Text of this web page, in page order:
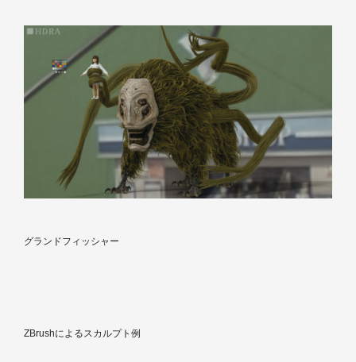
グランドフィッシャー
ZBrushによるスカルプト例